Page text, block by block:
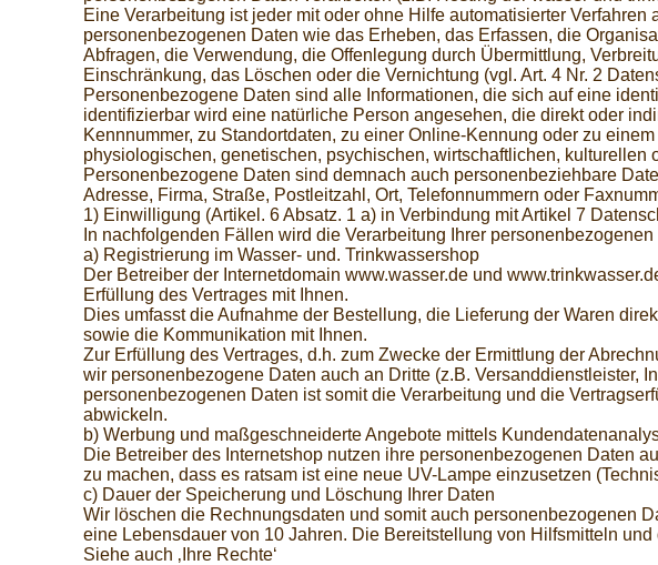
Eine Verarbeitung ist jeder mit oder ohne Hilfe automatisierter
personenbezogenen Daten wie das Erheben, das Erfassen, die
Abfragen, die Verwendung, die Offenlegung durch Übermittlung,
Einschränkung, das Löschen oder die Vernichtung (vgl. Art. 4 Nr. 2
Personenbezogene Daten sind alle Informationen, die sich auf eine
identifizierbar wird eine natürliche Person angesehen, die direkt oder
Kennnummer, zu Standortdaten, zu einer Online-Kennung oder zu
physiologischen, genetischen, psychischen, wirtschaftlichen,
Personenbezogene Daten sind demnach auch personenbeziehbare
Adresse, Firma, Straße, Postleitzahl, Ort, Telefonnummern oder
1) Einwilligung (Artikel. 6 Absatz. 1 a) in Verbindung mit Artikel 7
In nachfolgenden Fällen wird die Verarbeitung Ihrer
a) Registrierung im Wasser- und. Trinkwassershop
Der Betreiber der Internetdomain www.wasser.de und
Erfüllung des Vertrages mit Ihnen.
Dies umfasst die Aufnahme der Bestellung, die Lieferung der Waren
sowie die Kommunikation mit Ihnen.
Zur Erfüllung des Vertrages, d.h. zum Zwecke der Ermittlung der
wir personenbezogene Daten auch an Dritte (z.B. Versanddienstleister,
personenbezogenen Daten ist somit die Verarbeitung und die
abwickeln.
b) Werbung und maßgeschneiderte Angebote mittels
Die Betreiber des Internetshop nutzen ihre personenbezogenen Daten
zu machen, dass es ratsam ist eine neue UV-Lampe einzusetzen
c) Dauer der Speicherung und Löschung Ihrer Daten
Wir löschen die Rechnungsdaten und somit auch personenbezogenen
eine Lebensdauer von 10 Jahren. Die Bereitstellung von Hilfsmitteln
Siehe auch ‚Ihre Rechte‘